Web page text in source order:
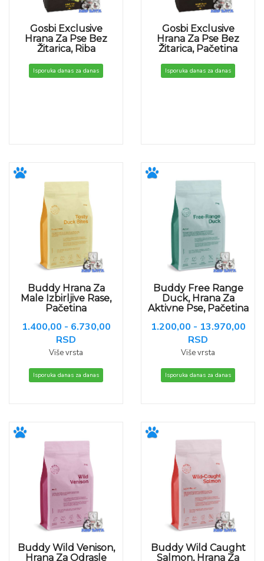
Gosbi Exclusive
Hrana Za Pse Bez
Žitarica, Riba
Isporuka danas za danas
Gosbi Exclusive
Hrana Za Pse Bez
Žitarica, Pačetina
Isporuka danas za danas
Buddy Hrana Za
Male Izbirljive Rase,
Pačetina
1.400,00 - 6.730,00
RSD
Više vrsta
Isporuka danas za danas
Buddy Free Range
Duck, Hrana Za
Aktivne Pse, Pačetina
1.200,00 - 13.970,00
RSD
Više vrsta
Isporuka danas za danas
Buddy Wild Venison,
Hrana Za Odrasle
Buddy Wild Caught
Salmon, Hrana Za